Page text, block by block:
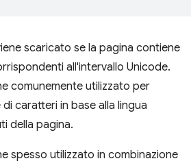
scaricato se la pagina contiene
all'intervallo Unicode.
comunemente utilizzato per
caratteri in base alla lingua
della pagina.
spesso utilizzato in combinazione